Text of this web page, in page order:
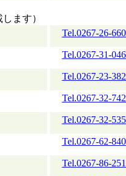
ます）
Tel.0267-26-
Tel.0267-31-
Tel.0267-23-
Tel.0267-32-
Tel.0267-32-
Tel.0267-62-
Tel.0267-86-